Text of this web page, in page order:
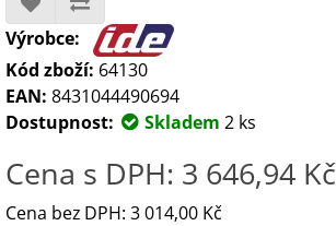
Výrobce:
Kód zboží: 64130
EAN: 8431044490694
Dostupnost:
Skladem 2 ks
Cena s DPH: 3 646,94 Kč
Cena bez DPH: 3 014,00 Kč